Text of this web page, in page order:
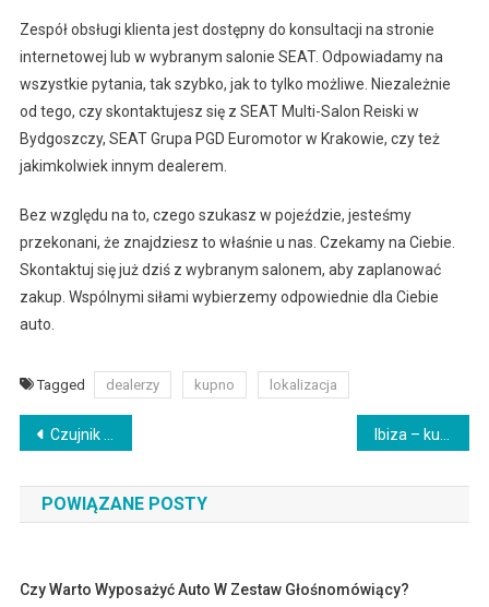
Zespół obsługi klienta jest dostępny do konsultacji na stronie
internetowej lub w wybranym salonie SEAT. Odpowiadamy na
wszystkie pytania, tak szybko, jak to tylko możliwe. Niezależnie
od tego, czy skontaktujesz się z SEAT Multi-Salon Reiski w
Bydgoszczy, SEAT Grupa PGD Euromotor w Krakowie, czy też
jakimkolwiek innym dealerem.
Bez względu na to, czego szukasz w pojeździe, jesteśmy
przekonani, że znajdziesz to właśnie u nas. Czekamy na Ciebie.
Skontaktuj się już dziś z wybranym salonem, aby zaplanować
zakup. Wspólnymi siłami wybierzemy odpowiednie dla Ciebie
auto.
Tagged dealerzy kupno lokalizacja
Nawigacja
wpisu
Czujnik parkowania – wygoda i bezpieczeństwo
POWIĄZANE POSTY
Czy Warto Wyposażyć Auto W Zestaw Głośnomówiący?